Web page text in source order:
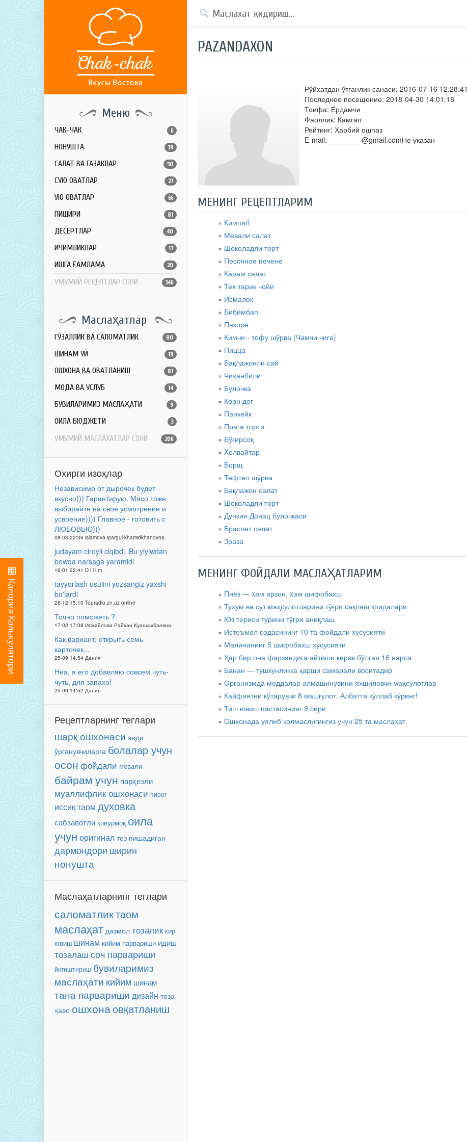
Меню
ЧАК-ЧАК 6
НОНУШТА 39
САЛАТ ВА ГАЗАКЛАР 50
СУЮҚ ОВҚАТЛАР 27
ҚУЮҚ ОВҚАТЛАР 66
ПИШИРИҚ 81
ДЕСЕРТЛАР 40
ИЧИМЛИКЛАР 17
ҚИШГА ҒАМЛАМА 20
УМУМИЙ РЕЦЕПТЛАР СОНИ 346
Маслаҳатлар
ГЎЗАЛЛИК ВА САЛОМАТЛИК 80
ШИНАМ УЙ 19
ОШХОНА ВА ОВҚАТЛАНИШ 81
МОДА ВА УСЛУБ 14
БУВИЛАРИМИЗ МАСЛАҲАТИ 9
ОИЛА БЮДЖЕТИ 3
УМУМИЙ МАСЛАХАТЛАР СОНИ 206
Охирги изоҳлар
Независимо от дырочек будет
вкусно))) Гарантирую. Мясо тоже
выбирайте на свое усмотрение и
усвоение)))) Главное - готовить с
ЛЮБОВЬЮ)))
08-03 22:36 islamova ipargul khamidkhanovna
judayam ciroyli ciqibdi. Bu yiyiwdan
bowqa narsaga yaramidi
16-01 22:41 D i l i m
tayyorlash usulini yozsangiz yaxshi
bo'lardi
28-12 15:10 Topradio.zn.uz online
Точно поможеть ?
17-02 17:08 Исмайлова Райхан Куанышбаевна
Как вариант, открыть семь
карточек...
25-09 14:54 Дания
Неа, я его добавляю совсем чуть-
чуть, для запаха!
25-09 14:52 Дания
Рецептларнинг теглари
шарқ ошхонаси энди
ўрганувчиларга болалар учун
осон фойдали мевали
байрам учун парҳезли
муаллифлик ошхонаси пирог
иссиқ таом духовка
сабзавотли қовурмоқ оила
учун оригинал тез пишадиган
дармондори ширин
нонушта
Маслаҳатларнинг теглари
саломатликтаом
маслаҳат дазмол тозалик кир
ювиш шинам кийим парвариши идиш
тозалаш соч парвариши
йиғиштириш бувиларимиз
маслаҳати кийим шинам
тана парвариши дизайн тоза
ҳаво ошхонаовқатланиш
PAZANDAXON
Рўйхатдан ўтганлик санаси: 2016-07-16 12:28:41
Последнее посещение: 2018-04-30 14:01:18
Тоифа: Ёрдамчи
Фаоллик: Камгап
Рейтинг: Ҳарбий ошпаз
E-mail: ________@gmail.comНе указан
МЕНИНГ РЕЦЕПТЛАРИМ
Кимпаб
Мевали салат
Шоколадли торт
Песочное печене
Карам салат
Теx тарик чойи
Исмалоқ
Бибимбап
Пакоре
Кимчи - тофу шўрва (Чамчи чиге)
Пицца
Бақлажонли сай
Чиханбили
Булочка
Корн дог
Панкейк
Прага торти
Бўғирсоқ
Xолвайтар
Борщ
Тефтел шўрва
Бақлажон салат
Шоколадли торт
Дункин Донац булочкаси
Браслет салат
Зраза
МЕНИНГ ФОЙДАЛИ МАСЛАҲАТЛАРИМ
Пиёз — xам арзон, xам шифобахш
Тухум ва сут маҳсулотларини тўғри сақлаш қоидалари
Юз териси турини тўғри аниқлаш
Истеъмол содасининг 10 та фойдали хусусияти
Малинанинг 5 шифобахш хусусияти
Ҳар бир она фарзандига айтиши керак бўлган 16 нарса
Банан — тушкунликка қарши самарали воситадир
Организмда моддалар алмашинувини яхшиловчи маҳсулотлар
Кайфиятни кўтарувчи 8 машғулот. Албатта қўллаб кўринг!
Тиш ювиш пастасининг 9 сири
Ошхонада уялиб қолмаслигингиз учун 25 та маслаҳат